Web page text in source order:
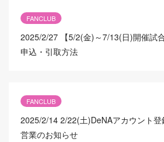
FANCLUB
2025/2/27 【5/2(金)～7/13(日)開催試
申込・引取方法
FANCLUB
2025/2/14 2/22(土)DeNAアカウント
営業のお知らせ